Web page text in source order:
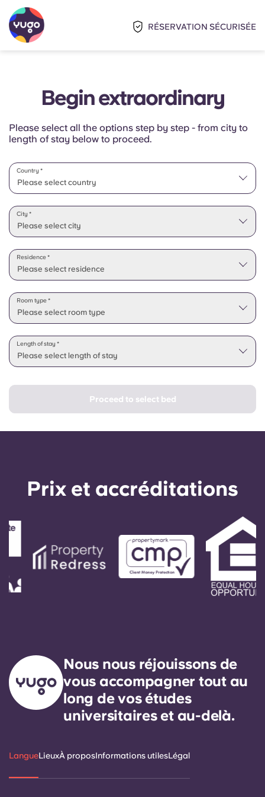
RÉSERVATION SÉCURISÉE
Begin extraordinary
Please select all the options step by step - from city to
length of stay below to proceed.
Please select country
Country *
Please select state
Please select city
City *
Please select residence
Residence *
Please select room type
Room type *
Please select length of stay
Length of stay *
Proceed to select bed
Prix ​​et accréditations
Nous nous réjouissons de
vous accompagner tout au
long de vos études
universitaires et au-delà.
LangueLieuxÀ proposInformations utilesLégal